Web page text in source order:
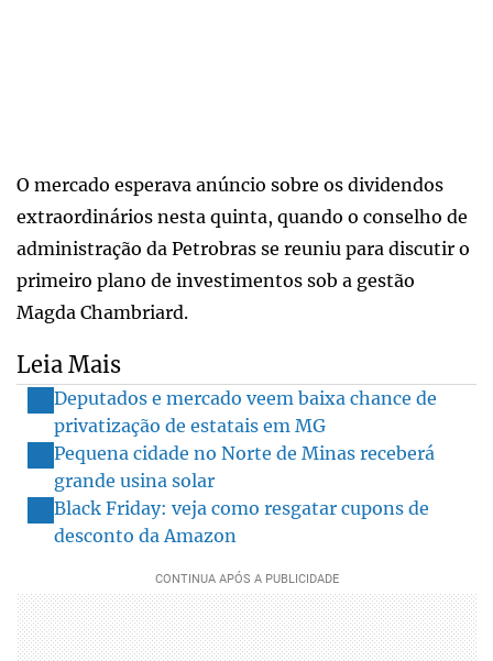
O mercado esperava anúncio sobre os dividendos
extraordinários nesta quinta, quando o conselho de
administração da Petrobras se reuniu para discutir o
primeiro plano de investimentos sob a gestão
Magda Chambriard.
Leia Mais
Deputados e mercado veem baixa chance de
privatização de estatais em MG
Pequena cidade no Norte de Minas receberá
grande usina solar
Black Friday: veja como resgatar cupons de
desconto da Amazon